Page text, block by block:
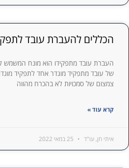
הכללים להעברת עובד
העברת עובד מתפקידו הוא מונח המשמש
של עובד מתפקיד מוגדר אחד לתפקיד
צמצום של סמכויות לא בהכרח מהווה
קרא עוד »
איתי חן, עו"ד